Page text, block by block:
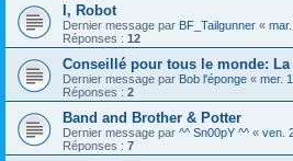
I, Robot
Dernier message par BF_Tailgunner «
Réponses : 12
Conseillé pour tous le monde:
Dernier message par Bob l'éponge « mer.
Réponses : 2
Band and Brother & Potter
Dernier message par ^^ Sn00pY ^^ « ven.
Réponses : 7